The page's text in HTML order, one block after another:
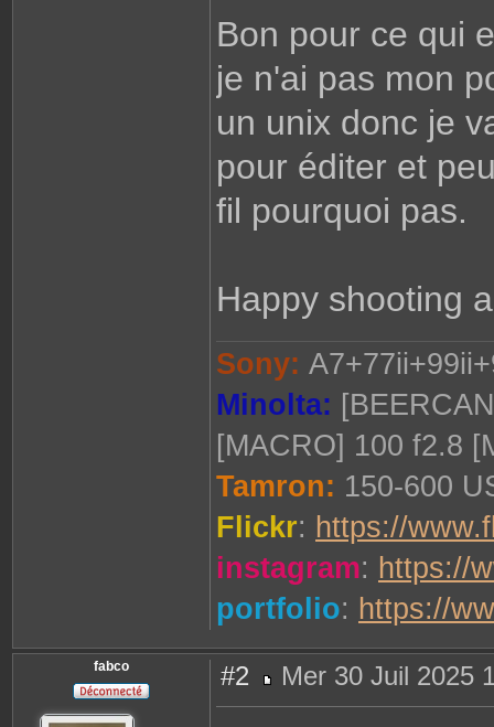
Bon pour ce qui
je n'ai pas mon
un unix donc je
pour éditer et
fil pourquoi pas.
Happy shooting
Sony:
Minolta:
[MACRO] 100 f2.8
Tamron: 150-600
Flickr: https://
instagram: https://
portfolio: https://
fabco #2
e
Mer 30 Juil 2025